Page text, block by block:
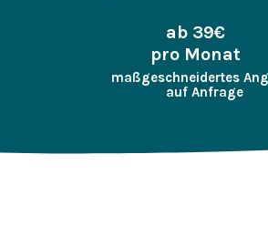
ab 39€
pro Monat
maßgeschneidertes
auf Anfrage